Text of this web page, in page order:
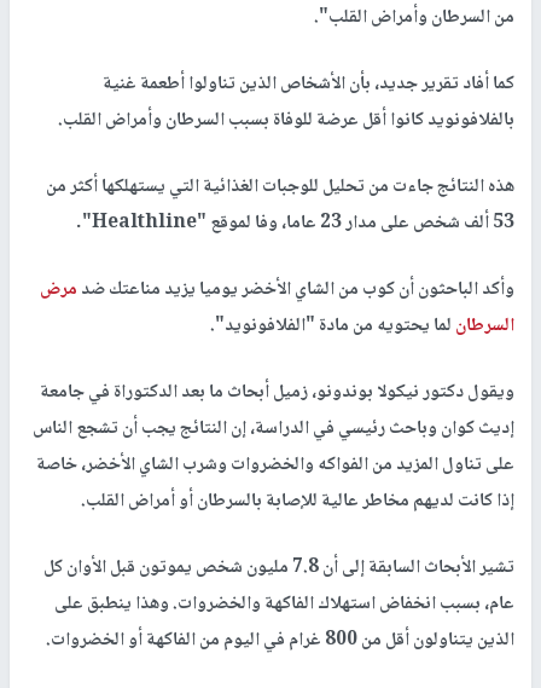
من السرطان وأمراض القلب".
كما أفاد تقرير جديد، بأن الأشخاص الذين تناولوا أطعمة غنية
بالفلافونويد كانوا أقل عرضة للوفاة بسبب السرطان وأمراض القلب.
هذه النتائج جاءت من تحليل للوجبات الغذائية التي يستهلكها أكثر من
53 ألف شخص على مدار 23 عاما، وفا لموقع "Healthline".
وأكد الباحثون أن كوب من الشاي الأخضر يوميا يزيد مناعتك ضدمرض
السرطانلما يحتويه من مادة "الفلافونويد".
ويقول دكتور نيكولا بوندونو، زميل أبحاث ما بعد الدكتوراة في جامعة
إديث كوان وباحث رئيسي في الدراسة، إن النتائج يجب أن تشجع الناس
على تناول المزيد من الفواكه والخضروات وشرب الشاي الأخضر، خاصة
إذا كانت لديهم مخاطر عالية للإصابة بالسرطان أو أمراض القلب.
تشير الأبحاث السابقة إلى أن 7.8 مليون شخص يموتون قبل الأوان كل
عام، بسبب انخفاض استهلاك الفاكهة والخضروات. وهذا ينطبق على
الذين يتناولون أقل من 800 غرام في اليوم من الفاكهة أو الخضروات.